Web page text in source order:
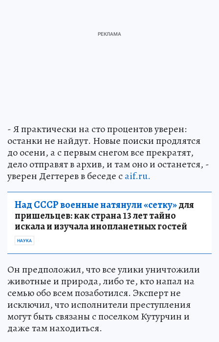
- Я практически на сто процентов уверен:
останки не найдут. Новые поиски продлятся
до осени, а с первым снегом все прекратят,
дело отправят в архив, и там оно и останется, -
уверен Дегтерев в беседе сaif.ru.
Над СССР военные натянули «сетку»для
пришельцев: как страна 13 лет тайно
искала и изучала инопланетных гостей
НАУКА
Он предположил, что все улики уничтожили
животные и природа, либо те, кто напал на
семью обо всем позаботился. Эксперт не
исключил, что исполнители преступления
могут быть связаны с поселком Кутурчин и
даже там находиться.